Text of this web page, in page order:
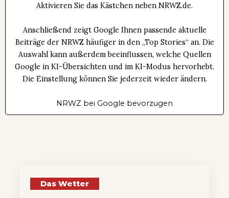
Aktivieren Sie das Kästchen neben NRWZ.de.
Anschließend zeigt Google Ihnen passende aktuelle
Beiträge der NRWZ häufiger in den „Top Stories“ an. Die
Auswahl kann außerdem beeinflussen, welche Quellen
Google in KI-Übersichten und im KI-Modus hervorhebt.
Die Einstellung können Sie jederzeit wieder ändern.
NRWZ bei Google bevorzugen
Das Wetter